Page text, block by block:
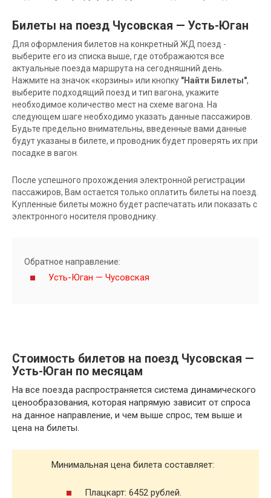
Билеты на поезд Чусовская — Усть-Юган
Для оформления билетов на конкретный ЖД поезд -
выберите его из списка выше, где отображаются все
актуальные поезда маршрута на сегодняшний день.
Нажмите на значок «корзины» или кнопку "Найти Билеты",
выберите подходящий поезд и тип вагона, укажите
необходимое количество мест на схеме вагона. На
следующем шаге необходимо указать данные пассажиров.
Будьте предельно внимательны, введенные вами данные
будут указаны в билете, и проводник будет проверять их при
посадке в вагон.
После успешного прохождения электронной регистрации
пассажиров, Вам остается только оплатить билеты на поезд.
Купленные билеты можно будет распечатать или показать с
электронного носителя проводнику.
Обратное направление:
Усть-Юган — Чусовская
Стоимость билетов на поезд Чусовская —
Усть-Юган по месяцам
На все поезда распространяется система динамического
ценообразования, которая напрямую зависит от спроса
на данное направление, и чем выше спрос, тем выше и
цена на билеты.
Минимальная цена билета составляет:
Плацкарт: 6452 рублей.